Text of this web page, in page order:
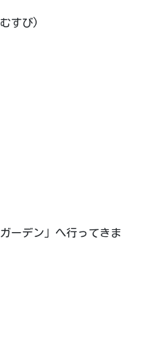
すび)
ーデン」へ行ってきま